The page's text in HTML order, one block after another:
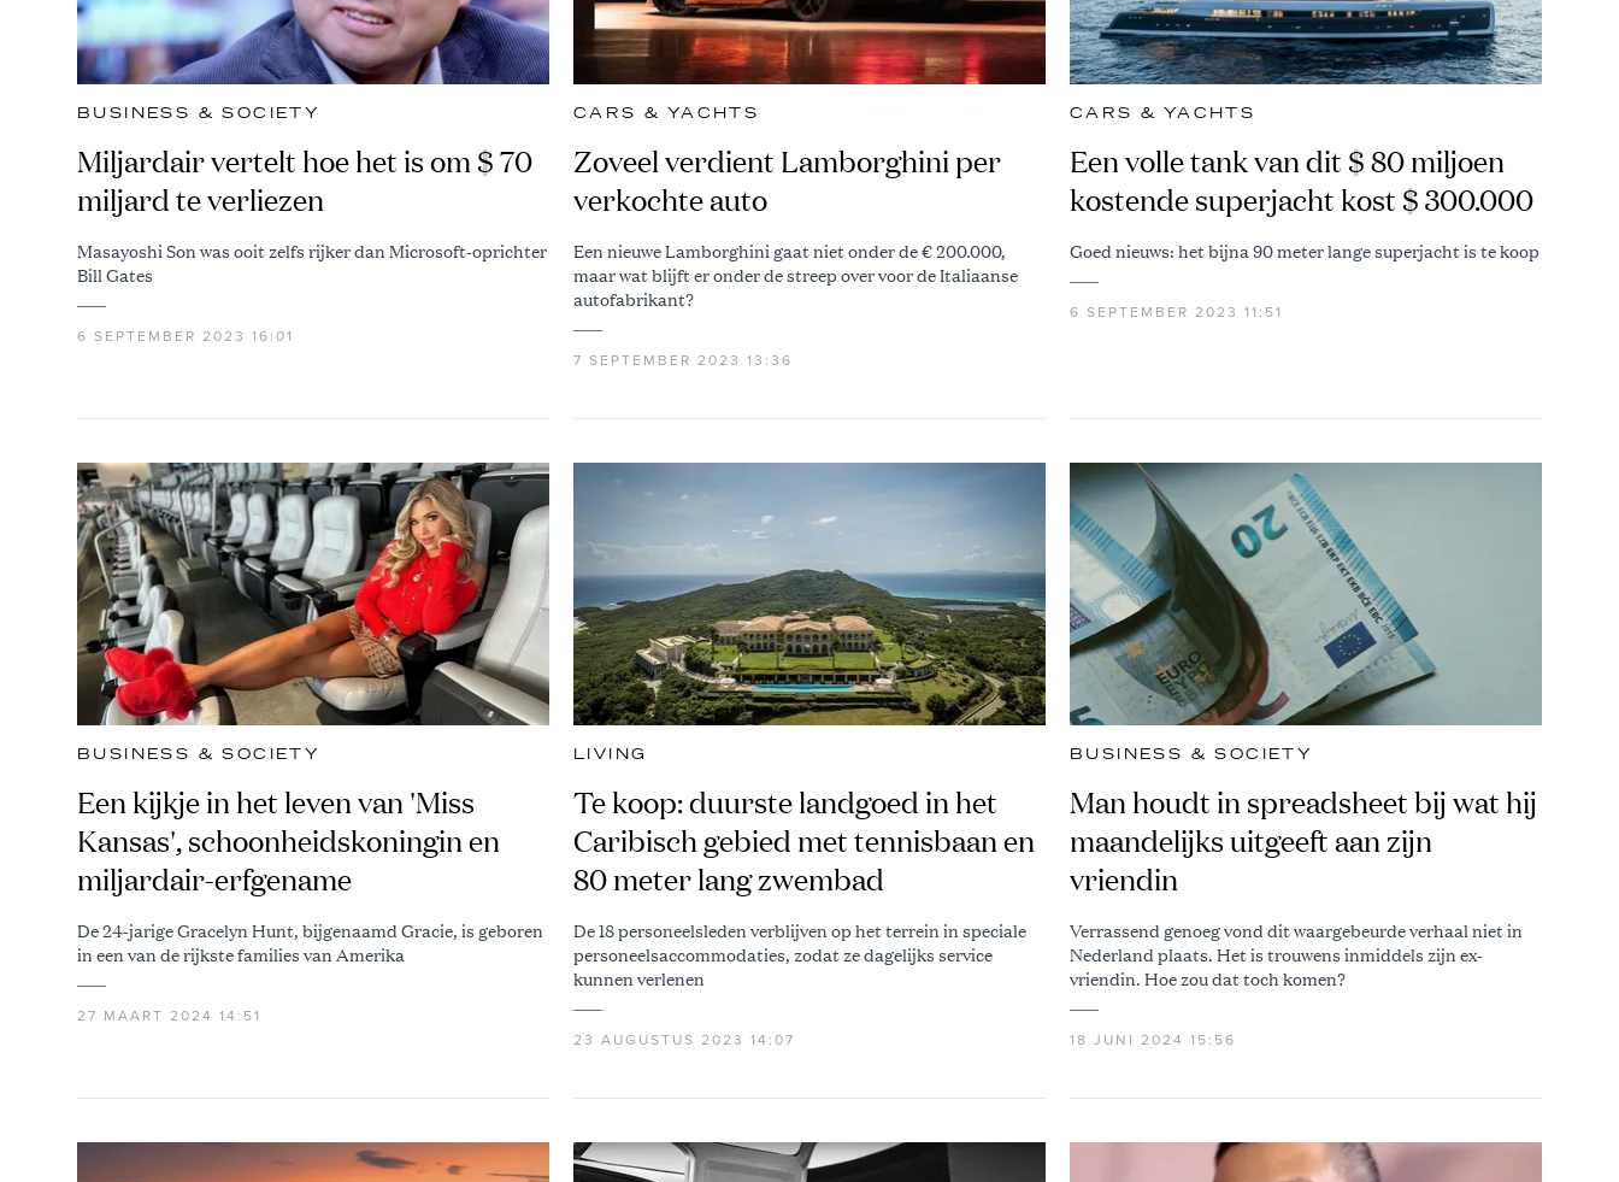
BUSINESS & SOCIETY
Miljardair vertelt hoe het is om $ 70
miljard te verliezen
Masayoshi Son was ooit zelfs rijker dan Microsoft-oprichter
Bill Gates
6 SEPTEMBER 2023 16:01
CARS & YACHTS
Zoveel verdient Lamborghini per
verkochte auto
Een nieuwe Lamborghini gaat niet onder de € 200.000,
maar wat blijft er onder de streep over voor de Italiaanse
autofabrikant?
7 SEPTEMBER 2023 13:36
CARS & YACHTS
Een volle tank van dit $ 80 miljoen
kostende superjacht kost $ 300.000
Goed nieuws: het bijna 90 meter lange superjacht is te koop
6 SEPTEMBER 2023 11:51
BUSINESS & SOCIETY
Een kijkje in het leven van 'Miss
Kansas', schoonheidskoningin en
miljardair-erfgename
De 24-jarige Gracelyn Hunt, bijgenaamd Gracie, is geboren
in een van de rijkste families van Amerika
27 MAART 2024 14:51
LIVING
Te koop: duurste landgoed in het
Caribisch gebied met tennisbaan en
80 meter lang zwembad
De 18 personeelsleden verblijven op het terrein in speciale
personeelsaccommodaties, zodat ze dagelijks service
kunnen verlenen
23 AUGUSTUS 2023 14:07
BUSINESS & SOCIETY
Man houdt in spreadsheet bij wat hij
maandelijks uitgeeft aan zijn
vriendin
Verrassend genoeg vond dit waargebeurde verhaal niet in
Nederland plaats. Het is trouwens inmiddels zijn ex-
vriendin. Hoe zou dat toch komen?
18 JUNI 2024 15:56